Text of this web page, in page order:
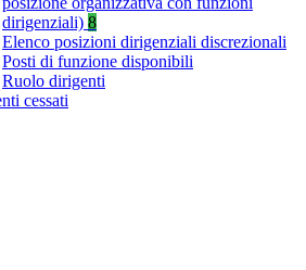
dirigenziali) 8
Elenco posizioni dirigenziali discrezionali
Posti di funzione disponibili
Ruolo dirigenti
cessati